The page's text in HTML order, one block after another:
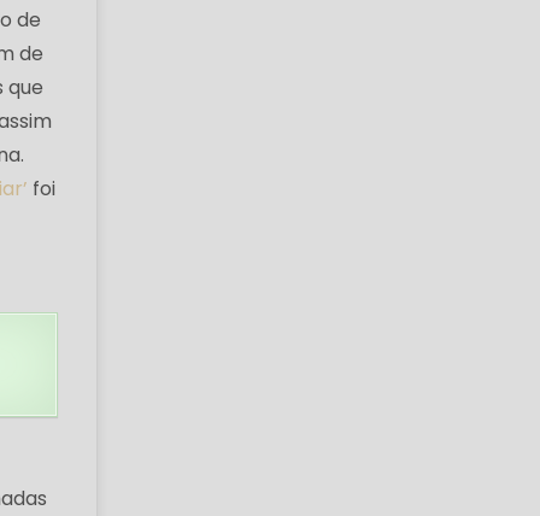
de
de
que
foi